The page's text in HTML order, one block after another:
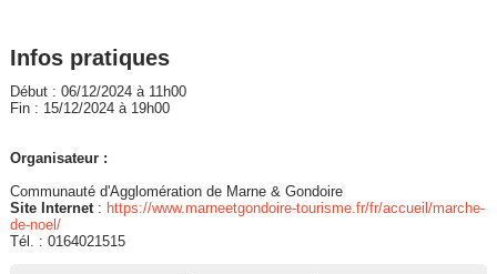
Infos pratiques
Début : 06/12/2024 à 11h00
Fin : 15/12/2024 à 19h00
Organisateur :
Communauté d'Agglomération de Marne & Gondoire
Site Internet: https://www.marneetgondoire-tourisme.fr/fr/accueil/marche-
de-noel/
Tél. : 0164021515